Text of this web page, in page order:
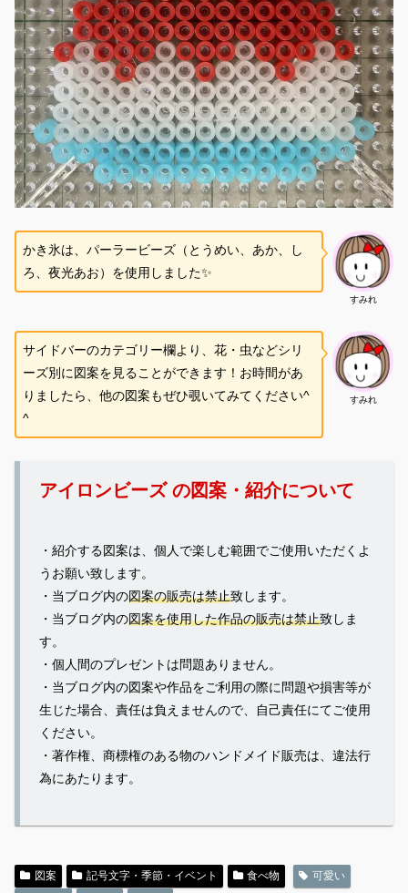
すみれ
かき氷は、パーラービーズ（とうめい、あか、し
ろ、夜光あお）を使用しました✨
すみれ
サイドバーのカテゴリー欄より、花・虫などシリ
ーズ別に図案を見ることができます！お時間があ
りましたら、他の図案もぜひ覗いてみてください^
^
アイロンビーズ の図案・紹介について
・紹介する図案は、個人で楽しむ範囲でご使用いただくよ
うお願い致します。
・当ブログ内の図案の販売は禁止致します。
・当ブログ内の図案を使用した作品の販売は禁止致しま
す。
・個人間のプレゼントは問題ありません。
・当ブログ内の図案や作品をご利用の際に問題や損害等が
生じた場合、責任は負えませんので、自己責任にてご使用
ください。
・著作権、商標権のある物のハンドメイド販売は、違法行
為にあたります。
図案 記号文字・季節・イベント 食べ物 可愛い